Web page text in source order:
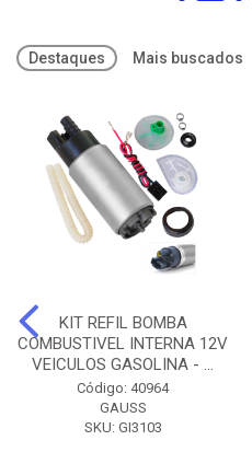
Destaques Mais buscados
KIT REFIL BOMBA
COMBUSTIVEL INTERNA 12V
VEICULOS GASOLINA - ...
Código: 40964
GAUSS
SKU: GI3103